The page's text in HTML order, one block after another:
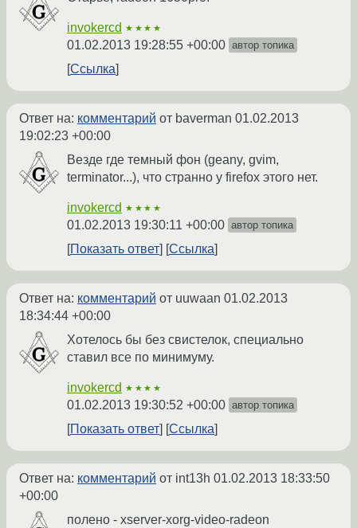
invokercd ★★★★
01.02.2013 19:28:55 +00:00 автор топика
Ссылка
Ответ на: комментарий от baverman 01.02.2013
19:02:23 +00:00
Везде где темный фон (geany, gvim,
terminator...), что странно у firefox этого нет.
invokercd ★★★★
01.02.2013 19:30:11 +00:00 автор топика
Показать ответ Ссылка
Ответ на: комментарий от uuwaan 01.02.2013
18:34:44 +00:00
Хотелось бы без свистелок, специально
ставил все по минимуму.
invokercd ★★★★
01.02.2013 19:30:52 +00:00 автор топика
Показать ответ Ссылка
Ответ на: комментарий от int13h 01.02.2013 18:33:50
+00:00
полено - xserver-xorg-video-radeon